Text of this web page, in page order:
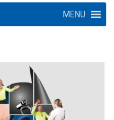
MENU